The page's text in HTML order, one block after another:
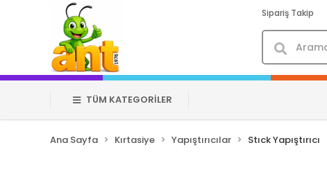
Sipariş Takip
TÜM KATEGORİLER
Ana Sayfa Kırtasiye Yapıştırıcılar Stıck Yapıştırıcı